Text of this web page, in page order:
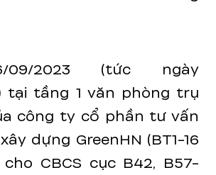
09/2023 (tức ngày
tại tầng 1 văn phòng trụ
công ty cổ phần tư vấn
dựng GreenHN (BT1-16
CBCS cục B42, B57-